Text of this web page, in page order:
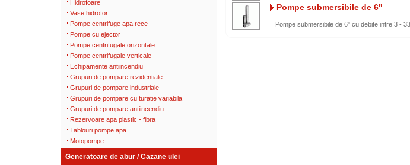
Hidrofoare
Vase hidrofor
Pompe centrifuge apa rece
Pompe cu ejector
Pompe centrifugale orizontale
Pompe centrifugale verticale
Echipamente antiincendiu
Grupuri de pompare rezidentiale
Grupuri de pompare industriale
Grupuri de pompare cu turatie variabila
Grupuri de pompare antiincendiu
Rezervoare apa plastic - fibra
Tablouri pompe apa
Motopompe
Generatoare de abur / Cazane ulei
Pompe submersibile de 6"
Pompe submersibile de 6" cu debite intre 3 -